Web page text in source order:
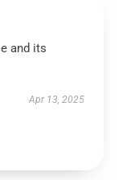
and its
Apr 13, 2025